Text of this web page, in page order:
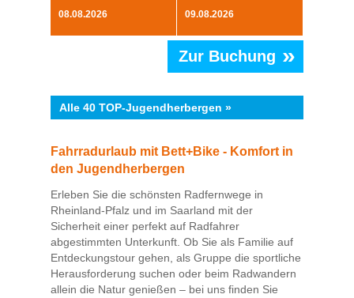
Zur Buchung »
Alle 40 TOP-Jugendherbergen »
Fahrradurlaub mit Bett+Bike - Komfort in
den Jugendherbergen
Erleben Sie die schönsten Radfernwege in
Rheinland-Pfalz und im Saarland mit der
Sicherheit einer perfekt auf Radfahrer
abgestimmten Unterkunft. Ob Sie als Familie auf
Entdeckungstour gehen, als Gruppe die sportliche
Herausforderung suchen oder beim Radwandern
allein die Natur genießen – bei uns finden Sie